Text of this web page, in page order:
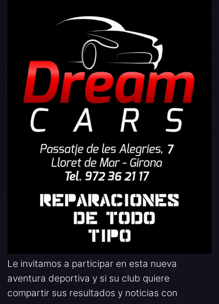
Le invitamos a participar en esta nueva
aventura deportiva y si su club quiere
compartir sus resultados y noticias con